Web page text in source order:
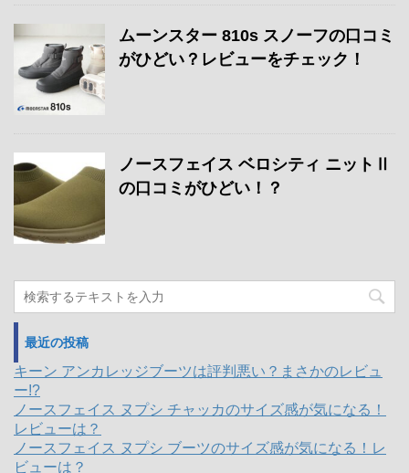
ムーンスター 810s スノーフの口コミ
がひどい？レビューをチェック！
ノースフェイス ベロシティ ニットⅡ
の口コミがひどい！？
最近の投稿
キーン アンカレッジブーツは評判悪い？まさかのレビュ
ー!?
ノースフェイス ヌプシ チャッカのサイズ感が気になる！
レビューは？
ノースフェイス ヌプシ ブーツのサイズ感が気になる！レ
ビューは？